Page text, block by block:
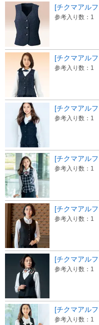
[チクマアル
参考入り数：1
[チクマアル
参考入り数：1
[チクマアル
参考入り数：1
[チクマアル
参考入り数：1
[チクマアル
参考入り数：1
[チクマアル
参考入り数：1
[チクマアル
参考入り数：1